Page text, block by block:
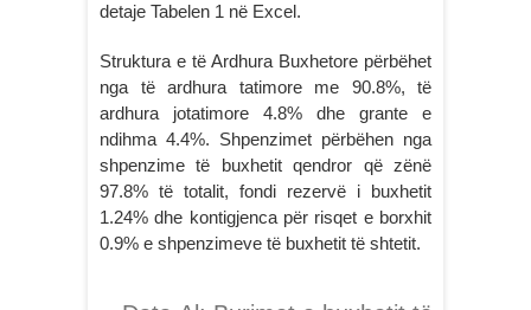
detaje Tabelen 1 në Excel.
Struktura e të Ardhura Buxhetore përbëhet
nga të ardhura tatimore me 90.8%, të
ardhura jotatimore 4.8% dhe grante e
ndihma 4.4%. Shpenzimet përbëhen nga
shpenzime të buxhetit qendror që zënë
97.8% të totalit, fondi rezervë i buxhetit
1.24% dhe kontigjenca për risqet e borxhit
0.9% e shpenzimeve të buxhetit të shtetit.